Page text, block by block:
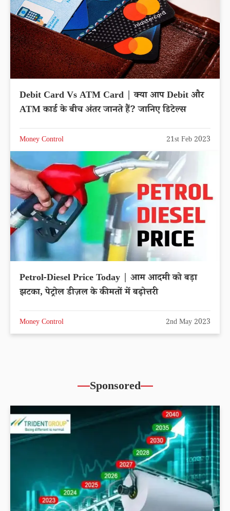
Debit Card Vs ATM Card | क्या आप Debit और
ATM कार्ड के बीच अंतर जानते हैं? जानिए डिटेल्स
Money Control 21st Feb 2023
Petrol-Diesel Price Today | आम आदमी को बड़ा
झटका, पेट्रोल डीज़ल के कीमतों में बढ़ोत्तरी
Money Control 2nd May 2023
Sponsored